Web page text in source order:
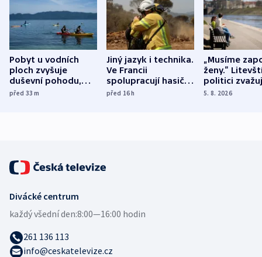
Pobyt u vodních
ploch zvyšuje
duševní pohodu,
ukázala
před 33m
Jiný jazyk i technika.
Ve Francii
spolupracují hasiči z
různých zemí
před 16h
„Musíme
ženy.“
politici
dohodu o
5. 8. 2026
Divácké centrum
každý všední den:8:00—16:00 hodin
261 136 113
info@ceskatelevize.cz